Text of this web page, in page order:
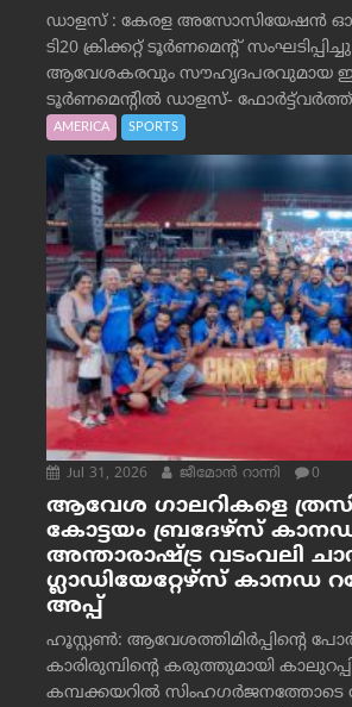
ഡാളസ് : കേരള അസോസിയേഷൻ
ടി20 ക്രിക്കറ്റ് ടൂർണമെന്റ്
ആവേശകരവും സൗഹൃദപരവുമായ
ടൂർണമെന്റിൽ ഡാളസ്-
AMERICA SPORTS
Jul 31, 2026 ജീമോന്‍ റാന്നി 0
ആവേശ ഗാലറികളെ
കോട്ടയം ബ്രദേഴ്‌സ്
അന്താരാഷ്ട്ര വടംവലി
ഗ്ലാഡിയേറ്റേഴ്‌സ് കാനഡ
അപ്പ്
ഹൂസ്റ്റണ്‍: ആവേശത്തിമിര്‍പ്പിന്റെ
കാരിരുമ്പിന്റെ കരുത്തുമായി
കമ്പക്കയറില്‍